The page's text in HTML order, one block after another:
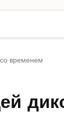
временем